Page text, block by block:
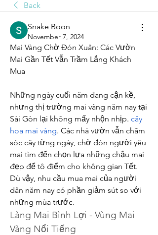
Back
Snake Boon
November 7, 2024
Mai Vàng Chờ Đón Xuân: Các Vườn
Mai Gần Tết Vẫn Trầm Lắng Khách
Mua
Những ngày cuối năm đang cận kề,
nhưng thị trường mai vàng năm nay tại
Sài Gòn lại không mấy nhộn nhịp. cây
hoa mai vàng. Các nhà vườn vẫn chăm
sóc cây từng ngày, chờ đón người yêu
mai tìm đến chọn lựa những chậu mai
đẹp để tô điểm cho không gian Tết.
Dù vậy, nhu cầu mua mai của người
dân năm nay có phần giảm sút so với
những mùa trước.
Làng Mai Bình Lợi - Vùng Mai
Vàng Nổi Tiếng